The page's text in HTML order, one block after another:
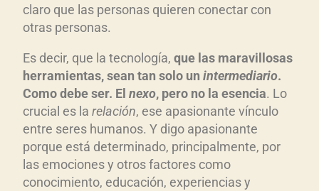
claro que las personas quieren conectar con
otras personas.
Es decir, que la tecnología, que las maravillosas
herramientas, sean tan solo un intermediario.
Como debe ser. El nexo, pero no la esencia. Lo
crucial es la relación, ese apasionante vínculo
entre seres humanos. Y digo apasionante
porque está determinado, principalmente, por
las emociones y otros factores como
conocimiento, educación, experiencias y